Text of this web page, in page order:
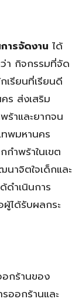
รจัดงาน ได้
า กิจกรรมที่จัด
เรียนที่เรียนดี
ร ส่งเสริม
ร้าและยากจน
ทพมหานคร
ำพร้าในเขต
าจิตใจเด็กและ
ดำเนินการ
ได้รับผลกระ
กร้านของ
ออกร้านและ